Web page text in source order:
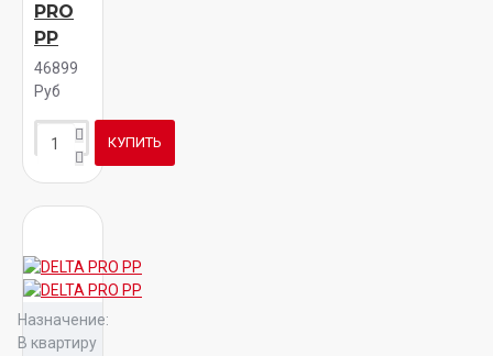
PRO
PP
46899
Руб
КУПИТЬ
Назначение:
В квартиру